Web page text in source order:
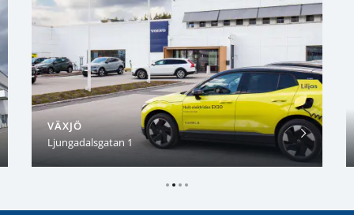
VÄXJÖ
Ljungadalsgatan 1